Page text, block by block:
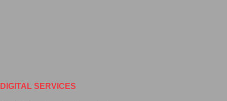
DIGITAL SERVICES